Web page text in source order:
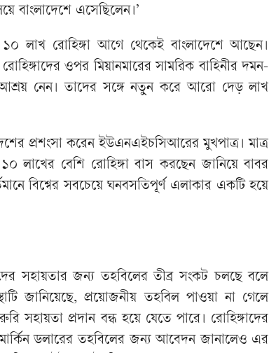
বাংলাদেশে এসেছিলেন।’
লাখ রোহিঙ্গা আগে থেকেই বাংলাদেশে আছেন।
ওপর মিয়ানমারের সামরিক বাহিনীর দমন-
আশ্রয় নেন। তাদের সঙ্গে নতুন করে আরো দেড় লাখ
প্রশংসা করেন ইউএনএইচসিআরের মুখপাত্র। মাত্র
লাখের বেশি রোহিঙ্গা বাস করছেন জানিয়ে বাবর
বিশ্বের সবচেয়ে ঘনবসতিপূর্ণ এলাকার একটি হয়ে
সহায়তার জন্য তহবিলের তীব্র সংকট চলছে বলে
জানিয়েছে, প্রয়োজনীয় তহবিল পাওয়া না গেলে
সহায়তা প্রদান বন্ধ হয়ে যেতে পারে। রোহিঙ্গাদের
ডলারের তহবিলের জন্য আবেদন জানালেও এর